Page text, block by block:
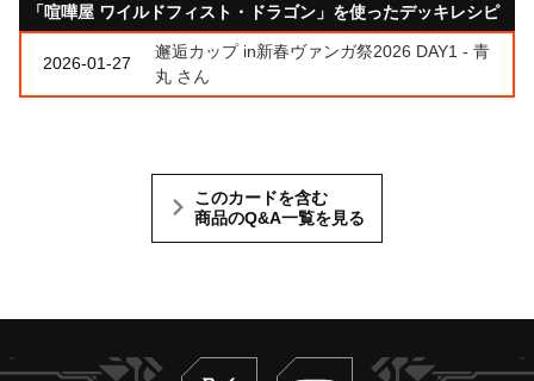
「喧嘩屋 ワイルドフィスト・ドラゴン」を使ったデッキレシピ
2026-01-27
邂逅カップ in新春ヴァンガ祭2026 DAY1 - 青
丸 さん
このカードを含む
商品のQ&A一覧を見る
Twitter ヴァンガードch